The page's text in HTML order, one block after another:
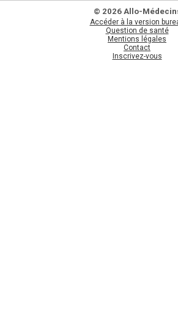
© 2026 Allo-
Accéder à la version
Question de santé
Mentions légales
Contact
Inscrivez-vous